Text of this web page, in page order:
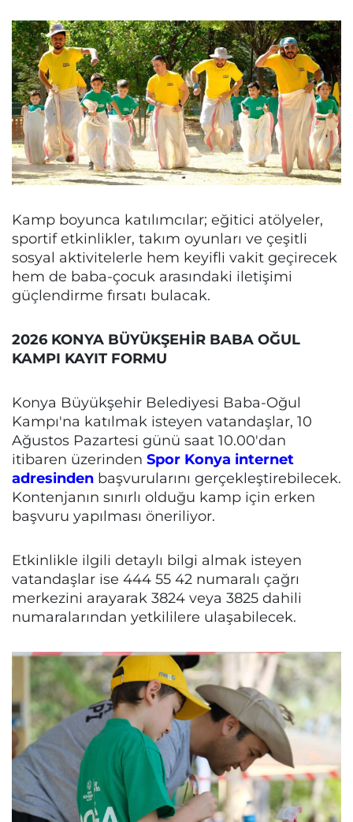
Kamp boyunca katılımcılar; eğitici atölyeler,
sportif etkinlikler, takım oyunları ve çeşitli
sosyal aktivitelerle hem keyifli vakit geçirecek
hem de baba-çocuk arasındaki iletişimi
güçlendirme fırsatı bulacak.
2026 KONYA BÜYÜKŞEHİR BABA OĞUL
KAMPI KAYIT FORMU
Konya Büyükşehir Belediyesi Baba-Oğul
Kampı'na katılmak isteyen vatandaşlar, 10
Ağustos Pazartesi günü saat 10.00'dan
itibaren üzerinden Spor Konya internet
adresinden başvurularını gerçekleştirebilecek.
Kontenjanın sınırlı olduğu kamp için erken
başvuru yapılması öneriliyor.
Etkinlikle ilgili detaylı bilgi almak isteyen
vatandaşlar ise 444 55 42 numaralı çağrı
merkezini arayarak 3824 veya 3825 dahili
numaralarından yetkililere ulaşabilecek.